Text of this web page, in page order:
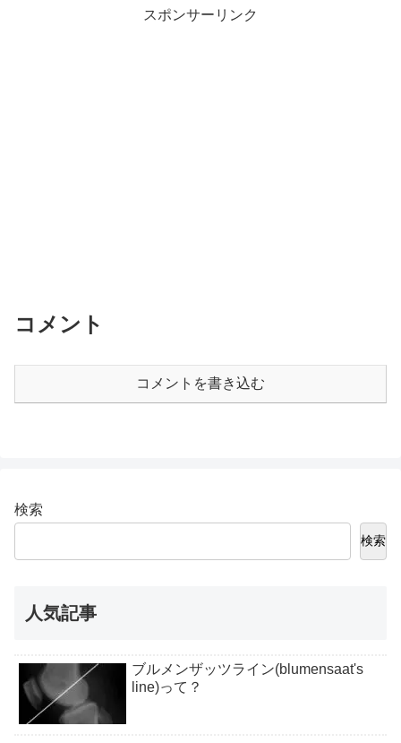
スポンサーリンク
コメント
コメントを書き込む
検索
検索
人気記事
ブルメンザッツライン(blumensaat's
line)って？